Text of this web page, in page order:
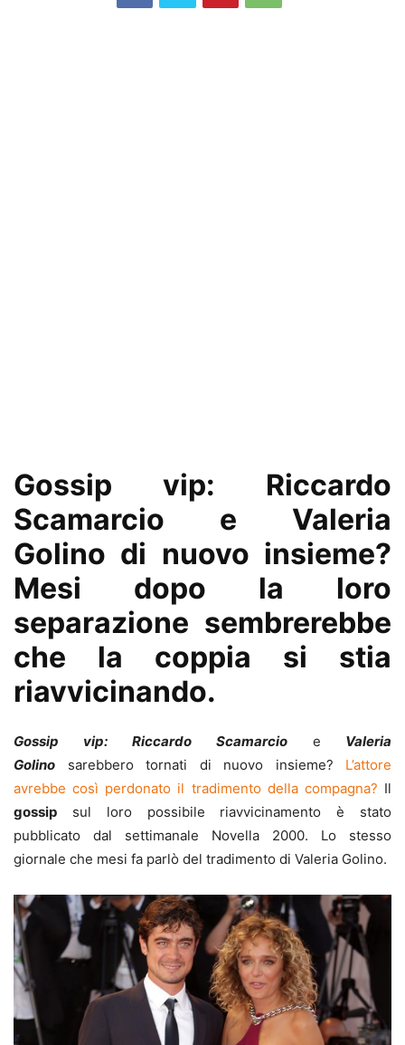
Gossip vip: Riccardo
Scamarcio e Valeria
Golino di nuovo insieme?
Mesi dopo la loro
separazione sembrerebbe
che la coppia si stia
riavvicinando.
Gossip vip: Riccardo Scamarcio e Valeria
Golino sarebbero tornati di nuovo insieme? L’attore
avrebbe così perdonato il tradimento della compagna? Il
gossip sul loro possibile riavvicinamento è stato
pubblicato dal settimanale Novella 2000. Lo stesso
giornale che mesi fa parlò del tradimento di Valeria Golino.